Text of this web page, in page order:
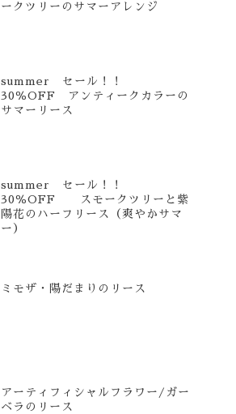
ークツリーのサマーアレンジ
summer セール！！
30％OFF アンティークカラーの
サマーリース
summer セール！！
30％OFF スモークツリーと紫
陽花のハーフリース（爽やかサマ
ー）
ミモザ・陽だまりのリース
アーティフィシャルフラワー/ガー
ベラのリース